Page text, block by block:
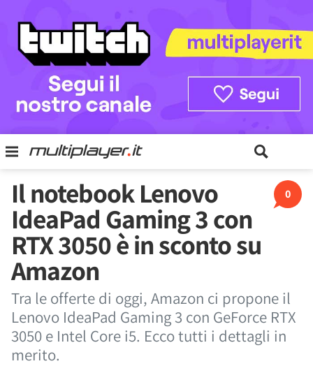
0
Il notebook Lenovo
IdeaPad Gaming 3 con
RTX 3050 è in sconto su
Amazon
Tra le offerte di oggi, Amazon ci propone il
Lenovo IdeaPad Gaming 3 con GeForce RTX
3050 e Intel Core i5. Ecco tutti i dettagli in
merito.